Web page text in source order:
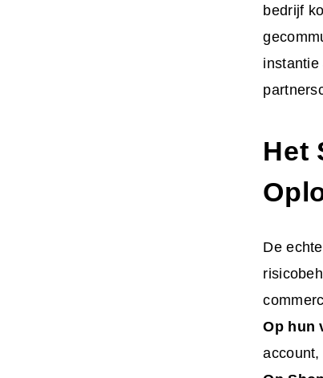
bedrijf
instantie
Het
De
Op hun